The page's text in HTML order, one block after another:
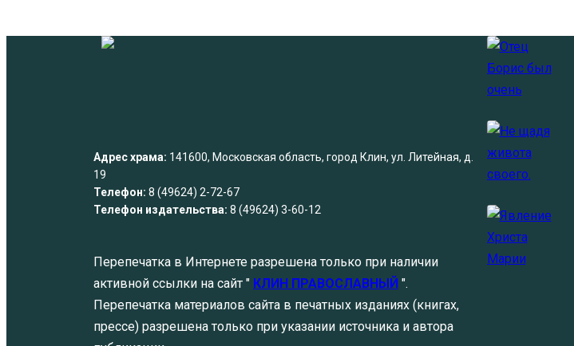
Адрес храма: 141600, Московская область, город Клин, ул. Литейная, д.
19
Телефон: 8 (49624) 2-72-67
Телефон издательства: 8 (49624) 3-60-12
Перепечатка в Интернете разрешена только при наличии
активной ссылки на сайт " КЛИН ПРАВОСЛАВНЫЙ ".
Перепечатка материалов сайта в печатных изданиях (книгах,
прессе) разрешена только при указании источника и автора